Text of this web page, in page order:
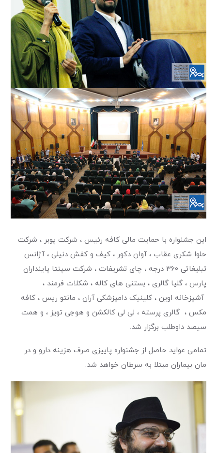
این جشنواره با حمایت مالی کافه رئیس ، شرکت پوبر ، شرکت
حلوا شکری عقاب ، آوان دکور ، کیف و کفش دنیلی ، آژانس
تبلیغاتی ۳۶۰ درجه ، چای تشریفات ، شرکت سپنتا پاینداران
پارس ، گلیا گالری ، بستنی های کاله ، شکلات فرمند ،
آشپزخانه اوین ، کلینیک دامپزشکی آران ، مانتو ریس ، کافه
مکس ، گالری پرسته ، لی لی کالکشن و هوجی تویز ، و همت
سیصد داوطلب برگزار شد.
تمامی عواید حاصل از جشنواره پاییزی صرف هزینه دارو و در
مان بیماران مبتلا به سرطان خواهد شد.